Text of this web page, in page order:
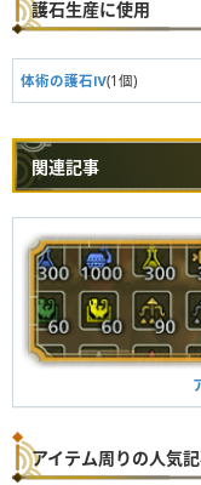
護石生産に使用
体術の護石Ⅳ(1個)
関連記事
アイテム周りの人気